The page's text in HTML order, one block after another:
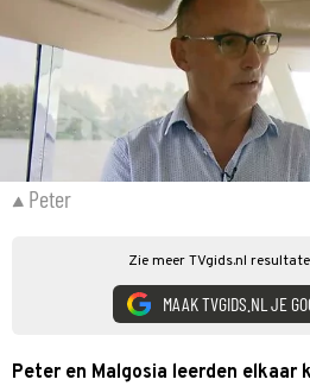
Peter
Zie meer TVgids.nl
MAAK TVGIDS.NL JE
Peter en Malgosia leerden elkaar